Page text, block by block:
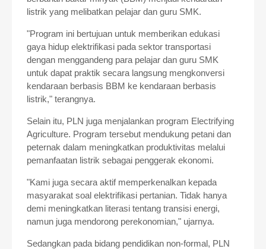
listrik yang melibatkan pelajar dan guru SMK.
"Program ini bertujuan untuk memberikan edukasi
gaya hidup elektrifikasi pada sektor transportasi
dengan menggandeng para pelajar dan guru SMK
untuk dapat praktik secara langsung mengkonversi
kendaraan berbasis BBM ke kendaraan berbasis
listrik," terangnya.
Selain itu, PLN juga menjalankan program Electrifying
Agriculture. Program tersebut mendukung petani dan
peternak dalam meningkatkan produktivitas melalui
pemanfaatan listrik sebagai penggerak ekonomi.
"Kami juga secara aktif memperkenalkan kepada
masyarakat soal elektrifikasi pertanian. Tidak hanya
demi meningkatkan literasi tentang transisi energi,
namun juga mendorong perekonomian," ujarnya.
Sedangkan pada bidang pendidikan non-formal, PLN